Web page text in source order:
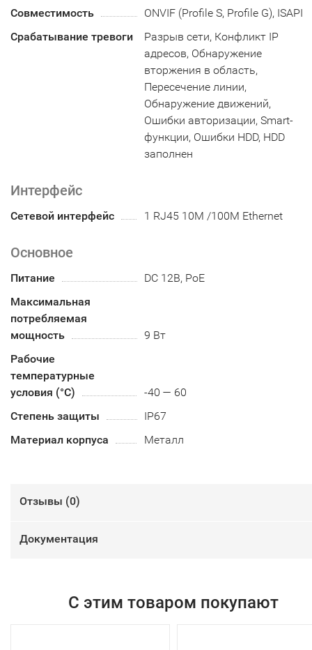
Совместимость
ONVIF (Profile S, Profile G), ISAPI
Срабатывание тревоги
Разрыв сети, Конфликт IP
адресов, Обнаружение
вторжения в область,
Пересечение линии,
Обнаружение движений,
Ошибки авторизации, Smart-
функции, Ошибки HDD, HDD
заполнен
Интерфейс
Сетевой интерфейс 1 RJ45 10M /100M Ethernet
Основное
Питание
DC 12В, PoE
Максимальная
потребляемая
мощность
9 Вт
Рабочие
температурные
условия (°С)
-40 — 60
Степень защиты
IP67
Материал корпуса
Металл
Отзывы (0)
Документация
С этим товаром покупают